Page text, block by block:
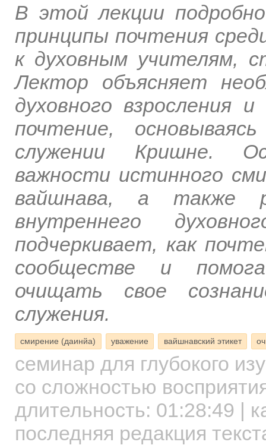
В этой лекции
принципы почтения
к духовным учителям,
Лектор объясняет
духовного взросления
почтение,
служении Кришне.
важности истинного
вайшнава, а также
внутреннего
подчеркивает, как
сообществе и
очищать свое
служения.
смирение (даинйа) уважение вайшнавский этикет
семинар для глубокого
со сложностью
длительность: 01:28:49 |
последняя редакция